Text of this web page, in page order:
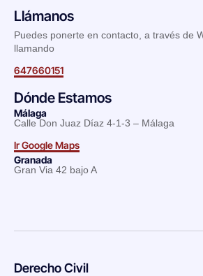
Llámanos
Puedes ponerte en contacto, a través de
llamando
647660151
Dónde Estamos
Málaga
Calle Don Juaz Díaz 4-1-3 – Málaga
Ir Google Maps
Granada
Gran Via 42 bajo A
Derecho Civil